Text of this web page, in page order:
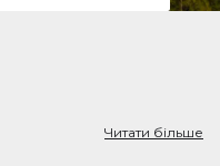
Читати більше